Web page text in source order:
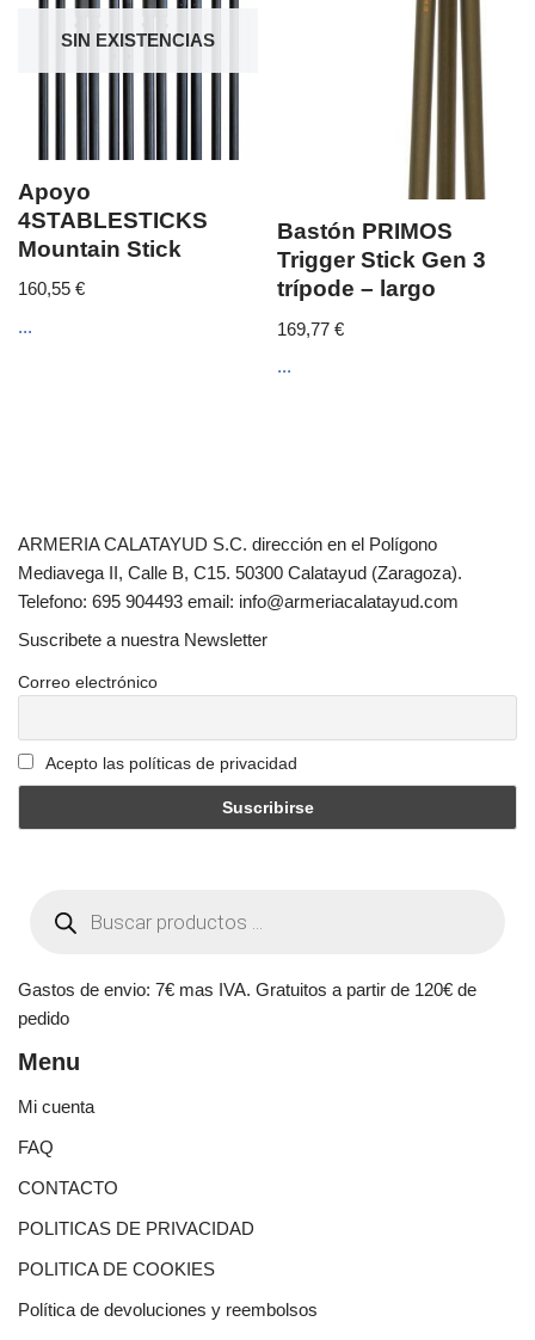
SIN EXISTENCIAS
Apoyo
4STABLESTICKS
Mountain Stick
160,55 €
...
Bastón PRIMOS
Trigger Stick Gen 3
trípode – largo
169,77€
...
ARMERIA CALATAYUD S.C. dirección en el Polígono
Mediavega II, Calle B, C15. 50300 Calatayud (Zaragoza).
Telefono: 695 904493 email: info@armeriacalatayud.com
Suscribete a nuestra Newsletter
Correo electrónico
Acepto las políticas de privacidad
Gastos de envio: 7€ mas IVA. Gratuitos a partir de 120€ de
pedido
Menu
Mi cuenta
FAQ
CONTACTO
POLITICAS DE PRIVACIDAD
POLITICA DE COOKIES
Política de devoluciones y reembolsos